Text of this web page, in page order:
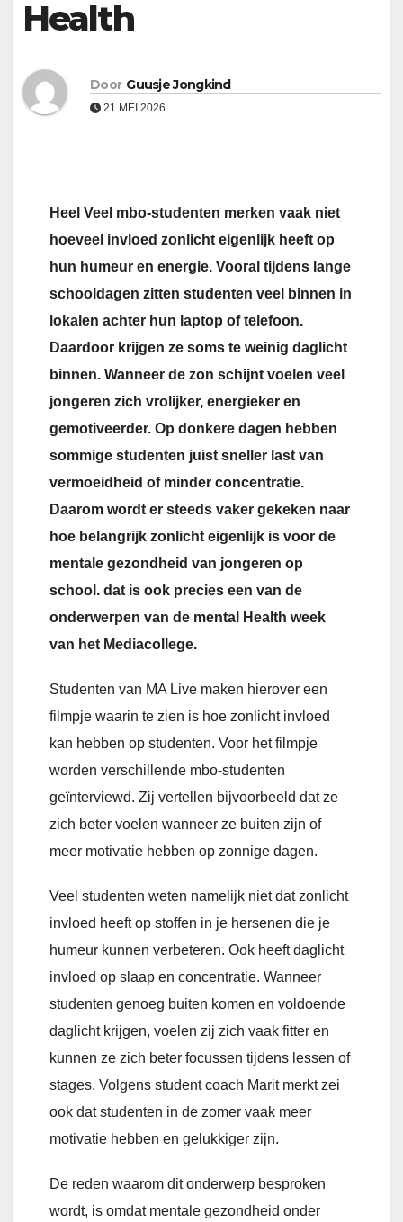
Health
Door Guusje Jongkind
21 MEI 2026
Heel Veel mbo-studenten merken vaak niet
hoeveel invloed zonlicht eigenlijk heeft op
hun humeur en energie. Vooral tijdens lange
schooldagen zitten studenten veel binnen in
lokalen achter hun laptop of telefoon.
Daardoor krijgen ze soms te weinig daglicht
binnen. Wanneer de zon schijnt voelen veel
jongeren zich vrolijker, energieker en
gemotiveerder. Op donkere dagen hebben
sommige studenten juist sneller last van
vermoeidheid of minder concentratie.
Daarom wordt er steeds vaker gekeken naar
hoe belangrijk zonlicht eigenlijk is voor de
mentale gezondheid van jongeren op
school. dat is ook precies een van de
onderwerpen van de mental Health week
van het Mediacollege.
Studenten van MA Live maken hierover een
filmpje waarin te zien is hoe zonlicht invloed
kan hebben op studenten. Voor het filmpje
worden verschillende mbo-studenten
geïnterviewd. Zij vertellen bijvoorbeeld dat ze
zich beter voelen wanneer ze buiten zijn of
meer motivatie hebben op zonnige dagen.
Veel studenten weten namelijk niet dat zonlicht
invloed heeft op stoffen in je hersenen die je
humeur kunnen verbeteren. Ook heeft daglicht
invloed op slaap en concentratie. Wanneer
studenten genoeg buiten komen en voldoende
daglicht krijgen, voelen zij zich vaak fitter en
kunnen ze zich beter focussen tijdens lessen of
stages. Volgens student coach Marit merkt zei
ook dat studenten in de zomer vaak meer
motivatie hebben en gelukkiger zijn.
De reden waarom dit onderwerp besproken
wordt, is omdat mentale gezondheid onder